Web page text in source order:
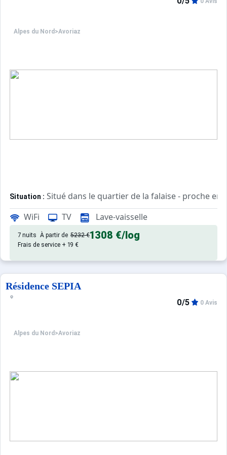
Alpes du Nord >Avoriaz
Situation : Situé dans le quartier de la falaise - proche
Appartement de particulier :Confortable et agréable, ce
WiFi TV Lave-vaisselle
7 nuits À partir de 5232 €1308 €/log
Frais de service + 19 €
Résidence SEPIA
Alpes du Nord >Avoriaz
0/5 0 Avis